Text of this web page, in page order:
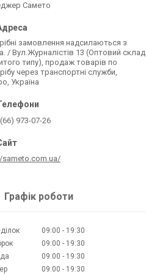
Самето
замовлення надсилаються з
/ Вул.Журналістів 13 (Оптовий склад
типу), продаж товарів по
через транспортні служби,
Україна
973-07-26
Графік роботи
09:00
19:30
09:00
19:30
09:00
19:30
09:00
19:30